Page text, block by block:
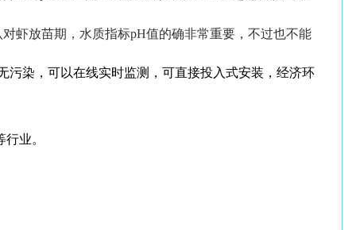
虾放苗期，水质指标pH值的确非常重要，不过也不能
污染，可以在线实时监测，可直接投入式安装，经济环
业。